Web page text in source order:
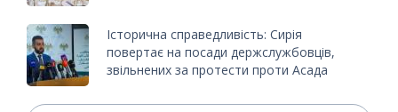
Історична справедливість: Сирія
повертає на посади держслужбовців,
звільнених за протести проти Асада